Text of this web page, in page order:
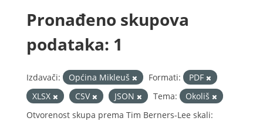
Pronađeno skupova
podataka: 1
Izdavači: Općina Mikleuš Formati:
PDF
XLSX
CSV JSON Tema:
Okoliš
Otvorenost skupa prema Tim Berners-Lee skali: